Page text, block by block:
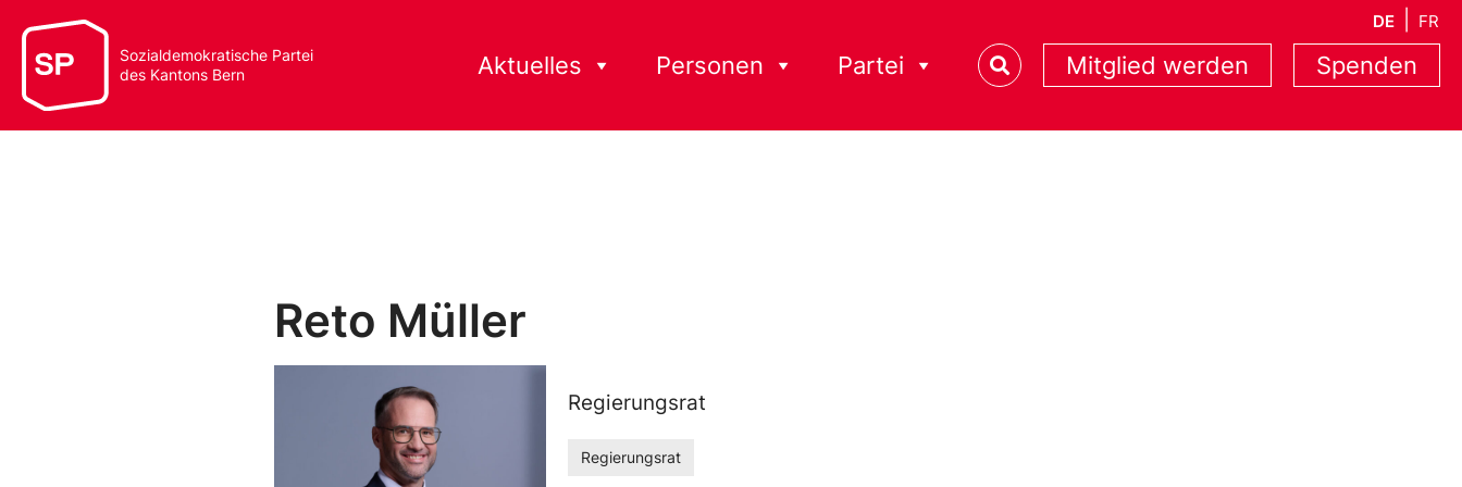
DE FR
Sozialdemokratische Partei
des Kantons Bern
Aktuelles Personen Partei Mitglied werden Spenden
Reto Müller
Regierungsrat
Regierungsrat